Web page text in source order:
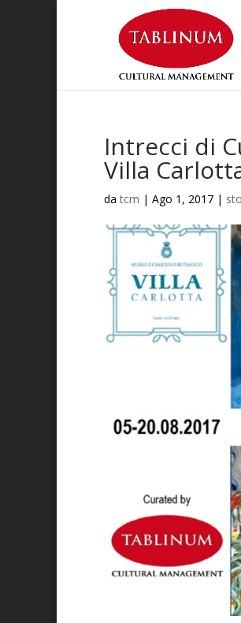
Intrecci di
Villa
datcm | Ago 1, 2017 |